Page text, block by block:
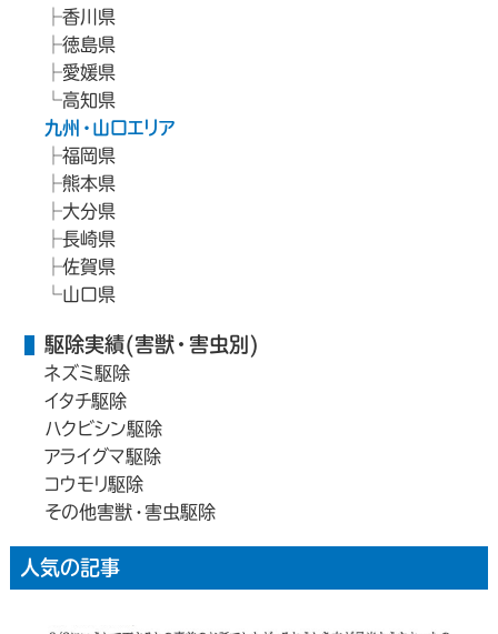
香川県
徳島県
愛媛県
高知県
九州・山口エリア
福岡県
熊本県
大分県
長崎県
佐賀県
山口県
駆除実績(害獣・害虫別)
ネズミ駆除
イタチ駆除
ハクビシン駆除
アライグマ駆除
コウモリ駆除
その他害獣・害虫駆除
人気の記事